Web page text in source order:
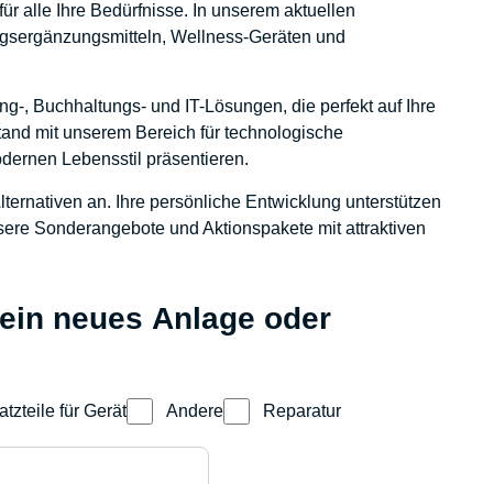
alle Ihre Bedürfnisse. In unserem aktuellen
Wellness-Geräten und
, Buchhaltungs- und IT-Lösungen, die perfekt auf Ihre
mit unserem Bereich für technologische
Lebensstil präsentieren.
an. Ihre persönliche Entwicklung unterstützen
Sonderangebote und Aktionspakete mit attraktiven
neues Anlage oder
für Gerät Andere Reparatur